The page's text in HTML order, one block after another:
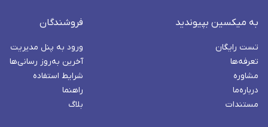
به میکسین بپیوندید
تست رایگان
تعرفه‌ها
مشاوره
درباره‌ما
مستندات
فروشندگان
ورود به پنل مدیریت
آخرین به‌روز رسانی‌ها
شرایط استفاده
راهنما
بلاگ